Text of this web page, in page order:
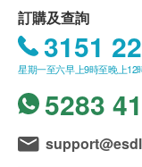
檢測。由GMP
盛，百分百適合
奧米加3脂肪酸
在日常飲食中必
訊號懸掛或黑
會延遲。
所有訂單須
單上的貨品
受該訂單，並
訂購及查詢
3151
星期一至六早上9時至晚上12
5283